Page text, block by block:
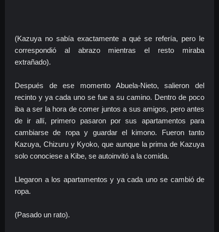
(Kazuya no sabía exactamente a qué se refería, pero le
correspondió al abrazo mientras el resto miraba
extrañado).
Después de ese momento Abuela-Nieto, salieron del
recinto y ya cada uno se fue a su camino. Dentro de poco
iba a ser la hora de comer juntos a sus amigos, pero antes
de ir allí, primero pasaron por sus apartamentos para
cambiarse de ropa y guardar el kimono. Fueron tanto
Kazuya, Chizuru y Kyoko, que aunque la prima de Kazuya
solo conociese a Kibe, se autoinvitó a la comida.
Llegaron a los apartamentos y ya cada uno se cambió de
ropa.
(Pasado un rato).